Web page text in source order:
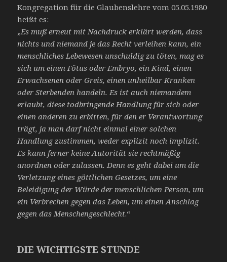
Kongregation für die Glaubenslehre vom 05.05.1980
heißt es:
„Es muß erneut mit Nachdruck erklärt werden, dass
nichts und niemand je das Recht verleihen kann, ein
menschliches Lebewesen unschuldig zu töten, mag es
sich um einen Fötus oder Embryo, ein Kind, einen
Erwachsenen oder Greis, einen unheilbar Kranken
oder Sterbenden handeln. Es ist auch niemandem
erlaubt, diese todbringende Handlung für sich oder
einen anderen zu erbitten, für den er Verantwortung
trägt, ja man darf nicht einmal einer solchen
Handlung zustimmen, weder explizit noch implizit.
Es kann ferner keine Autorität sie rechtmäßig
anordnen oder zulassen. Denn es geht dabei um die
Verletzung eines göttlichen Gesetzes, um eine
Beleidigung der Würde der menschlichen Person, um
ein Verbrechen gegen das Leben, um einen Anschlag
gegen das Menschengeschlecht.“
DIE WICHTIGSTE STUNDE